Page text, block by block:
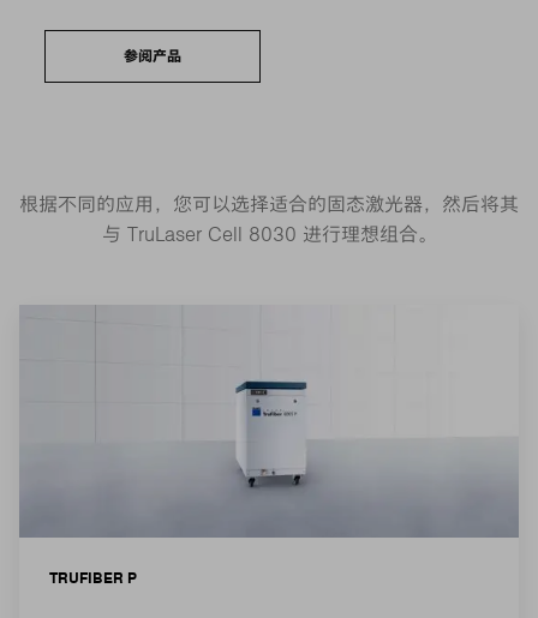
参阅产品
根据不同的应用，您可以选择适合的固态激光器，然后将其
与 TruLaser Cell 8030 进行理想组合。
TRUFIBER P